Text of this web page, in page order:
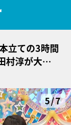
立ての3時間
村淳が大絶
5/7